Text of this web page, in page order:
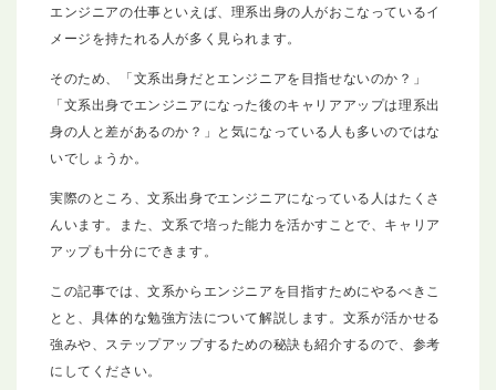
エンジニアの仕事といえば、理系出身の人がおこなっているイ
メージを持たれる人が多く見られます。
そのため、「文系出身だとエンジニアを目指せないのか？」
「文系出身でエンジニアになった後のキャリアアップは理系出
身の人と差があるのか？」と気になっている人も多いのではな
いでしょうか。
実際のところ、文系出身でエンジニアになっている人はたくさ
んいます。また、文系で培った能力を活かすことで、キャリア
アップも十分にできます。
この記事では、文系からエンジニアを目指すためにやるべきこ
とと、具体的な勉強方法について解説します。文系が活かせる
強みや、ステップアップするための秘訣も紹介するので、参考
にしてください。